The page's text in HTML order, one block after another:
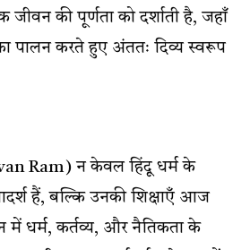
जीवन की पूर्णता को दर्शाती है, जहाँ
पालन करते हुए अंततः दिव्य स्वरूप
Ram) न केवल हिंदू धर्म के
हैं, बल्कि उनकी शिक्षाएँ आज
में धर्म, कर्तव्य, और नैतिकता के